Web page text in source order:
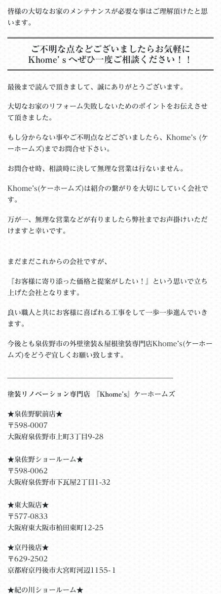
皆様の大切なお家のメンテナンスが必要な事はご理解頂けたと思
います。
ご不明な点などございましたらお気軽に
Khome’ｓへぜひ一度ご相談ください！！
最後まで読んで頂きまして、誠にありがとうございます。
大切なお家のリフォーム失敗しないためのポイントをお伝えさせ
て頂きました。
もし分からない事やご不明点などございましたら、Khome’s (ケ
ーホームズ)までお問合せ下さい。
お問合せ時、相談時に決して無理な営業は行ないません。
Khome’s(ケーホームズ)は紹介の繋がりを大切にしていく会社で
す。
万が一、無理な営業などが有りましたら弊社までお声掛けいただ
けますと幸いです。
まだまだこれからの会社ですが、
『お客様に寄り添った価格と提案がしたい！』という思いで立ち
上げた会社となります。
良い職人と共にお客様に喜ばれる工事をして一歩一歩進んでいき
ます。
今後とも泉佐野市の外壁塗装＆屋根塗装専門店Khome’s(ケーホー
ムズ)をどうぞ宜しくお願い致します。
塗装リノベーション専門店 『Khome’s』 ケーホームズ
★泉佐野駅前店★
〒598-0007
大阪府泉佐野市上町3丁目9-28
★泉佐野ショールーム★
〒598-0062
大阪府泉佐野市下瓦屋2丁目1-32
★東大阪店★
〒577-0833
大阪府東大阪市柏田東町12-25
★京丹後店★
〒629-2502
京都府京丹後市大宮町河辺1155-１
★紀の川ショールーム★